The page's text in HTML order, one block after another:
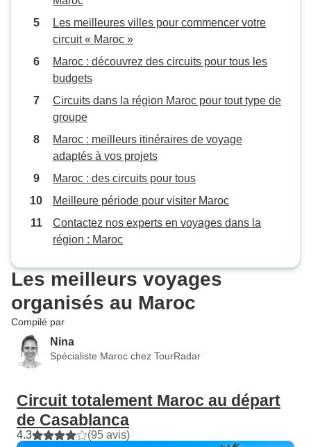
Les meilleures villes pour commencer votre
circuit « Maroc »
Maroc : découvrez des circuits pour tous les
budgets
Circuits dans la région Maroc pour tout type de
groupe
Maroc : meilleurs itinéraires de voyage
adaptés à vos projets
Maroc : des circuits pour tous
Meilleure période pour visiter Maroc
Contactez nos experts en voyages dans la
région : Maroc
Les meilleurs voyages
organisés au Maroc
Compilé par
Nina
Spécialiste Maroc chez TourRadar
Circuit totalement Maroc au départ
de Casablanca
4.3 (95 avis)